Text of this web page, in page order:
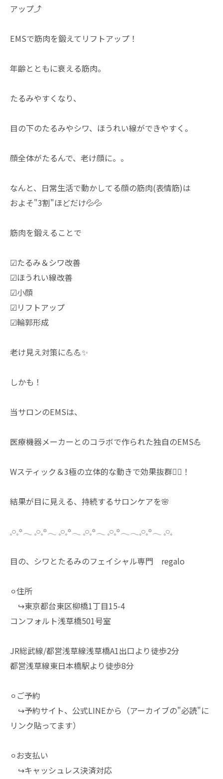
アップ⤴️
EMSで筋肉を鍛えてリフトアップ！
年齢とともに衰える筋肉。
たるみやすくなり、
目の下のたるみやシワ、ほうれい線ができやすく。
顔全体がたるんで、老け顔に。。
なんと、日常生活で動かしてる顔の筋肉(表情筋)は
およそ"3割"ほどだけ💦💦
筋肉を鍛えることで
☑︎たるみ＆シワ改善
☑︎ほうれい線改善
☑︎小顔
☑︎リフトアップ
☑︎輪郭形成
老け見え対策に💪💪✨
しかも！
当サロンのEMSは、
医療機器メーカーとのコラボで作られた独自のEMS💪
Wスティック＆3極の立体的な動きで効果抜群🙆‍♀️！
結果が目に見える、持続するサロンケアを🌸
𓈒𓏸𓈒꙳𓂃 𓈒𓏸𓈒꙳𓂃 𓈒𓏸𓈒꙳𓂃 𓈒𓏸𓈒꙳𓂃 𓈒𓏸𓈒꙳𓂃𓂃𓈒𓏸𓈒꙳𓂃 𓈒𓏸𓈒
目の、シワとたるみのフェイシャル専門 regalo
⚪︎住所
↪︎東京都台東区柳橋1丁目15-4
コンフォルト浅草橋501号室
JR総武線/都営浅草線浅草橋A1出口より徒歩2分
都営浅草線東日本橋駅より徒歩8分
⚪︎ご予約
↪︎予約サイト、公式LINEから（アーカイブの"必読"に
リンク貼ってます）
⚪︎お支払い
↪︎キャッシュレス決済対応